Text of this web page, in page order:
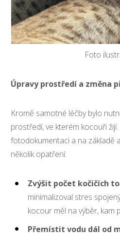
Foto
Úpravy prostředí a změna
Kromě samotné léčby bylo
prostředí, ve kterém kocouři
fotodokumentaci a na základě
několik opatření:
Zvýšit počet kočičích
minimalizoval stres
kocour měl na výběr, kam
Přemístit vodu dál od